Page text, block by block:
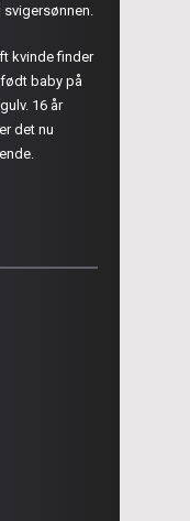
kvinde finder
baby på
16 år
det nu